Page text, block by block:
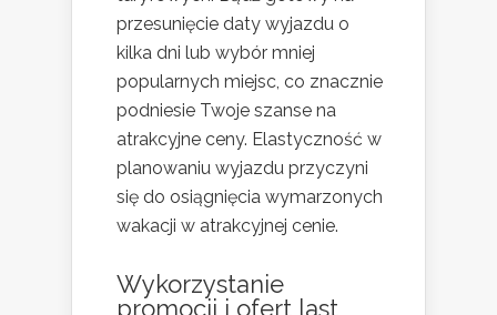
przesunięcie daty wyjazdu o
kilka dni lub wybór mniej
popularnych miejsc, co znacznie
podniesie Twoje szanse na
atrakcyjne ceny. Elastyczność w
planowaniu wyjazdu przyczyni
się do osiągnięcia wymarzonych
wakacji w atrakcyjnej cenie.
Wykorzystanie
promocji i ofert last